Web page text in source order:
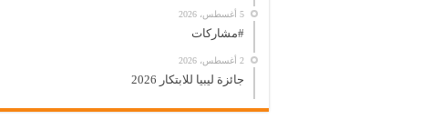
5 أغسطس، 2026
#مشاركات
2 أغسطس، 2026
جائزة ليبيا للابتكار 2026